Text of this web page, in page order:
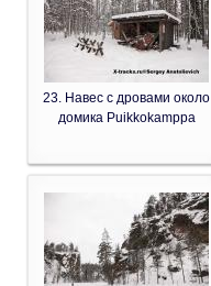
23. Навес с дровами около
домика Puikkokamppa